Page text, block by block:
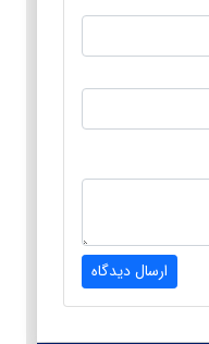
ارسال دیدگاه